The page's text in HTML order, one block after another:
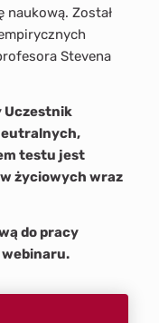
Został
Stevena
Uczestnik
testu jest
życiowych wraz
do pracy